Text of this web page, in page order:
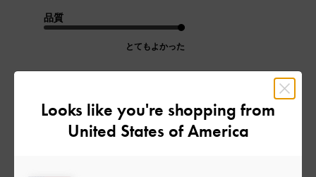
品質
とてもよかった
このレビューは役に立ちましたか？
Looks like you're shopping from
United States of America